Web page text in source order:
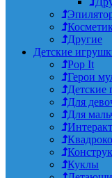
Другие
Детские
Pop It
Герои
Детские
Для
Для
Куклы